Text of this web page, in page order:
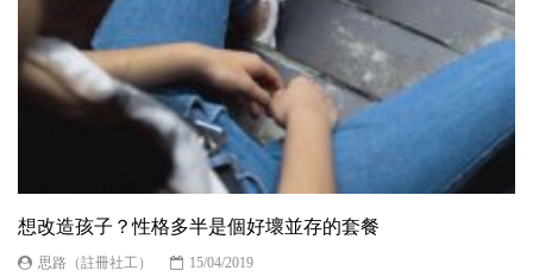
想改造孩子？性格多半是個好壞並存的套餐
思路（註冊社工）
15/04/2019